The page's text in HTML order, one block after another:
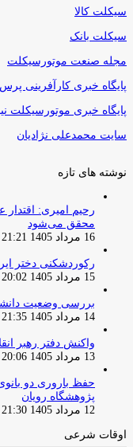
سیکلت کالا
سیکلت بانک
مجله صنعت موتورسیکلت
پایگاه خبری کارآفرینی پرس
پایگاه خبری موتورسیکلت
سایت محمدعلی نژادیان
نوشته های تازه
رحیم امیری:
محقق می‌شود
16 مرداد 1405 21:21
رکوردشکنی دختر
15 مرداد 1405 20:02
بررسی وضعیت
14 مرداد 1405 21:35
واکنش دفتر رهبر
13 مرداد 1405 20:06
حفظ باروری دو
پژوهشگاه رویان
12 مرداد 1405 21:30
اوقات شرعی